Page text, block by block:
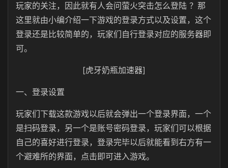
玩家的关注，因此就有人会问萤火突击怎么登陆 ？那
这里就由小编介绍一下游戏的登录方式以及设置，这个
登录还是比较简单的，玩家们自行登录对应的服务器即
可。
[虎牙奶瓶加速器]
一、登录设置
玩家们下载这款游戏以后就会弹出一个登录界面，一个
是扫码登录，另一个是账号密码登录，玩家们可以根据
自己的喜好进行登录，登录完毕以后就能看到右方有一
个避难所的界面，点击即可进入游戏。